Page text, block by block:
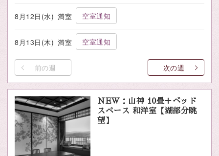
8月12日(水) 満室 空室通知
8月13日(木) 満室 空室通知
前の週 次の週
NEW：山神 10畳＋ベッド
スペース 和洋室【湖部分眺
望】